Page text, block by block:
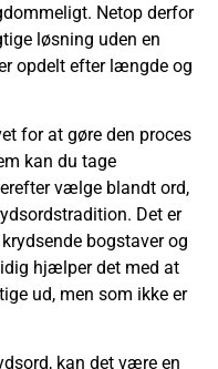
Netop derfor
løsning uden en
opdelt efter længde og
for at gøre den proces
kan du tage
vælge blandt ord,
Det er
bogstaver og
hjælper det med at
ud, men som ikke er
kan det være en